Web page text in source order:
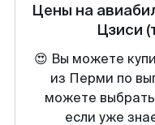
Цены на
Цзиси
😍 Вы можете
из Перми по
можете
если уже